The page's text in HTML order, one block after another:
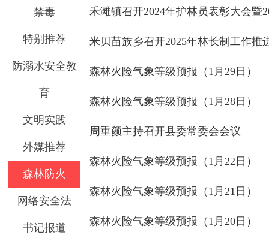
禁毒
特别推荐
防溺水安全教
育
文明实践
外媒推荐
森林防火
网络安全法
书记报道
禾滩镇召开2024年护林员表彰大会暨
森林火险气象等级预报（1月29日）
森林火险气象等级预报（1月28日）
周重颜主持召开县委常委会会议
森林火险气象等级预报（1月22日）
森林火险气象等级预报（1月21日）
森林火险气象等级预报（1月20日）